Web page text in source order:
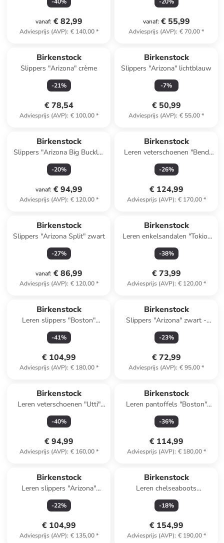
vanaf: € 82,99
Adviesprijs (AVP): € 140,00*
vanaf: € 55,99
Adviesprijs (AVP): € 70,00*
Birkenstock
Slippers "Arizona" crème
-21%
€ 78,54
Adviesprijs (AVP): € 100,00*
Birkenstock
Slippers "Arizona" lichtblauw
-7%
€ 50,99
Adviesprijs (AVP): € 55,00*
Birkenstock
Slippers "Arizona Big Buckle"
wit
-20%
vanaf: € 94,99
Adviesprijs (AVP): € 120,00*
Birkenstock
Leren veterschoenen "Bend
Low Decon" zwart - wijdte N
-26%
€ 124,99
Adviesprijs (AVP): € 170,00*
Birkenstock
Slippers "Arizona Split" zwart
-27%
vanaf: € 86,99
Adviesprijs (AVP): € 120,00*
Birkenstock
Leren enkelsandalen "Tokio"
zwart
-38%
€ 73,99
Adviesprijs (AVP): € 120,00*
Birkenstock
Leren slippers "Boston"
lichtbruin - wijdte S
-41%
€ 104,99
Adviesprijs (AVP): € 180,00*
Birkenstock
Slippers "Arizona" zwart -
wijdte N
-23%
€ 72,99
Adviesprijs (AVP): € 95,00*
Birkenstock
Leren veterschoenen "Utti"
beige
-40%
€ 94,99
Adviesprijs (AVP): € 160,00*
Birkenstock
Leren pantoffels "Boston"
lichtbruin - wijdte S
-36%
€ 114,99
Adviesprijs (AVP): € 180,00*
Birkenstock
Leren slippers "Arizona"
lichtroze
-22%
€ 104,99
Adviesprijs (AVP): € 135,00*
Birkenstock
Leren chelseaboots
"Highwood" bruin - wijdte S
-18%
€ 154,99
Adviesprijs (AVP): € 190,00*